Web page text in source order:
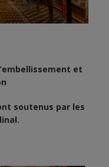
et
soutenus par les